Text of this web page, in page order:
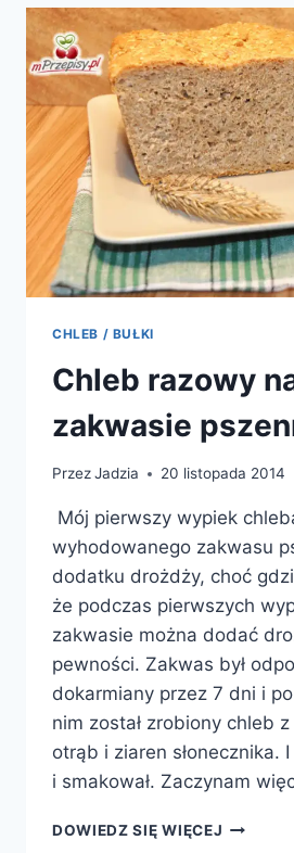
CHLEB / BUŁKI
Chleb razowy
zakwasie
PrzezJadzia 20 listopada 2014
Mój pierwszy wypiek
wyhodowanego zakwasu
dodatku drożdży, choć
że podczas pierwszych
zakwasie można dodać
pewności. Zakwas był
dokarmiany przez 7 dni i
nim został zrobiony chleb
otrąb i ziaren słonecznika. I
i smakował. Zaczynam
DOWIEDZ SIĘ WIĘCEJ CHLEB